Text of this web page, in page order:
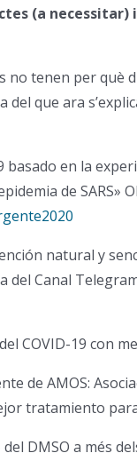
(a necessitar)
no tenen per què
del que ara
basado en la
de SARS»
natural y
del Canal
COVID-19 con
de AMOS:
tratamiento
DMSO a més